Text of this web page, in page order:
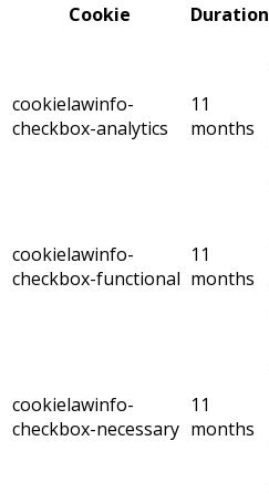
Cookie
Duration
cookielawinfo-
checkbox-analytics
11
months
cookielawinfo-
checkbox-functional
11
months
cookielawinfo-
checkbox-necessary
11
months